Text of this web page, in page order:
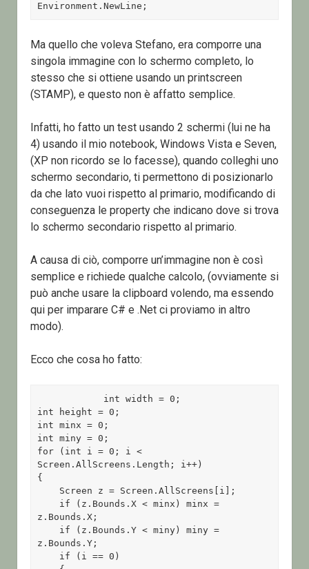
Environment.NewLine;
Ma quello che voleva Stefano, era comporre una
singola immagine con lo schermo completo, lo
stesso che si ottiene usando un printscreen
(STAMP), e questo non è affatto semplice.
Infatti, ho fatto un test usando 2 schermi (lui ne ha
4) usando il mio notebook, Windows Vista e Seven,
(XP non ricordo se lo facesse), quando colleghi uno
schermo secondario, ti permettono di posizionarlo
da che lato vuoi rispetto al primario, modificando di
conseguenza le property che indicano dove si trova
lo schermo secondario rispetto al primario.
A causa di ciò, comporre un’immagine non è così
semplice e richiede qualche calcolo, (ovviamente si
può anche usare la clipboard volendo, ma essendo
qui per imparare C# e .Net ci proviamo in altro
modo).
Ecco che cosa ho fatto:
int height = 0;
int minx = 0;
int miny = 0;
for (int i = 0; i <
Screen.AllScreens.Length; i++)
{
z.Bounds.X;
z.Bounds.Y;